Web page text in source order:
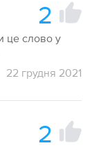
2
це слово у
22 грудня 2021
2